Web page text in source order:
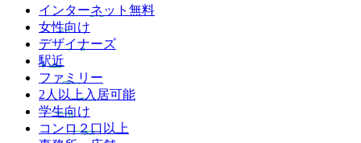
インターネット無料
女性向け
デザイナーズ
駅近
ファミリー
2人以上入居可能
学生向け
コンロ２口以上